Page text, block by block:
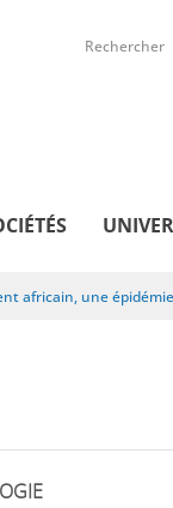
Rechercher
africain, une